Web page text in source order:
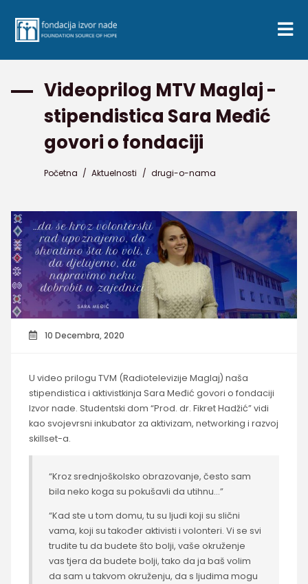
Videoprilog MTV Maglaj -
stipendistica Sara Međić
govori o fondaciji
Početna / Aktuelnosti / drugi-o-nama
10 Decembra, 2020
U video prilogu TVM (Radiotelevizije Maglaj) naša
stipendistica i aktivistkinja Sara Međić govori o fondaciji
Izvor nade. Studentski dom “Prod. dr. Fikret Hadžić” vidi
kao svojevrsni inkubator za aktivizam, networking i razvoj
skillset-a.
“Kroz srednjoškolsko obrazovanje, često sam
bila neko koga su pokušavli da utihnu…”
“Kad ste u tom domu, tu su ljudi koji su slični
vama, koji su također aktivisti i volonteri. Vi se svi
trudite tu da budete što bolji, vaše okruženje
vas tjera da budete bolji, tako da ja baš volim
da sam u takvom okruženju, da s ljudima mogu